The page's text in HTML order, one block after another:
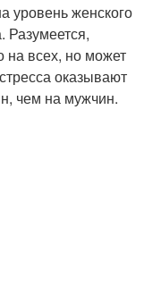
уровень женского
Разумеется,
на всех, но может
оказывают
чем на мужчин.